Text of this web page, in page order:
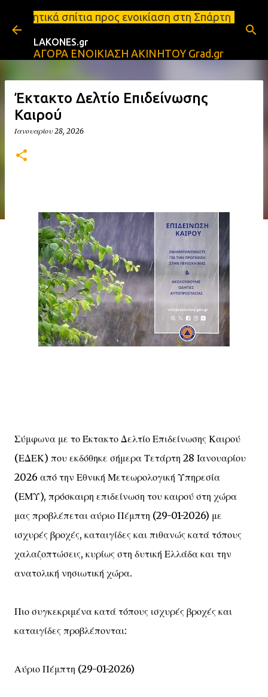
Μετάβαση στο κύριο περιεχόμενο
προς ενοικίαση στη Σπάρτη Ενοικιάσεις
LAKONES.gr
ΑΓΟΡΑ ΕΝΟΙΚΙΑΣΗ ΑΚΙΝΗΤΟΥ Grad.gr
Έκτακτο Δελτίο Επιδείνωσης
Καιρού
Ιανουαρίου 28, 2026
Σύμφωνα με το Έκτακτο Δελτίο Επιδείνωσης Καιρού
(ΕΔΕΚ) που εκδόθηκε σήμερα Τετάρτη 28 Ιανουαρίου
2026 από την Εθνική Μετεωρολογική Υπηρεσία
(ΕΜΥ), πρόσκαιρη επιδείνωση του καιρού στη χώρα
μας προβλέπεται αύριο Πέμπτη (29-01-2026) με
ισχυρές βροχές, καταιγίδες και πιθανώς κατά τόπους
χαλαζοπτώσεις, κυρίως στη δυτική Ελλάδα και την
ανατολική νησιωτική χώρα.
Πιο συγκεκριμένα κατά τόπους ισχυρές βροχές και
καταιγίδες προβλέπονται:
Αύριο Πέμπτη (29-01-2026)